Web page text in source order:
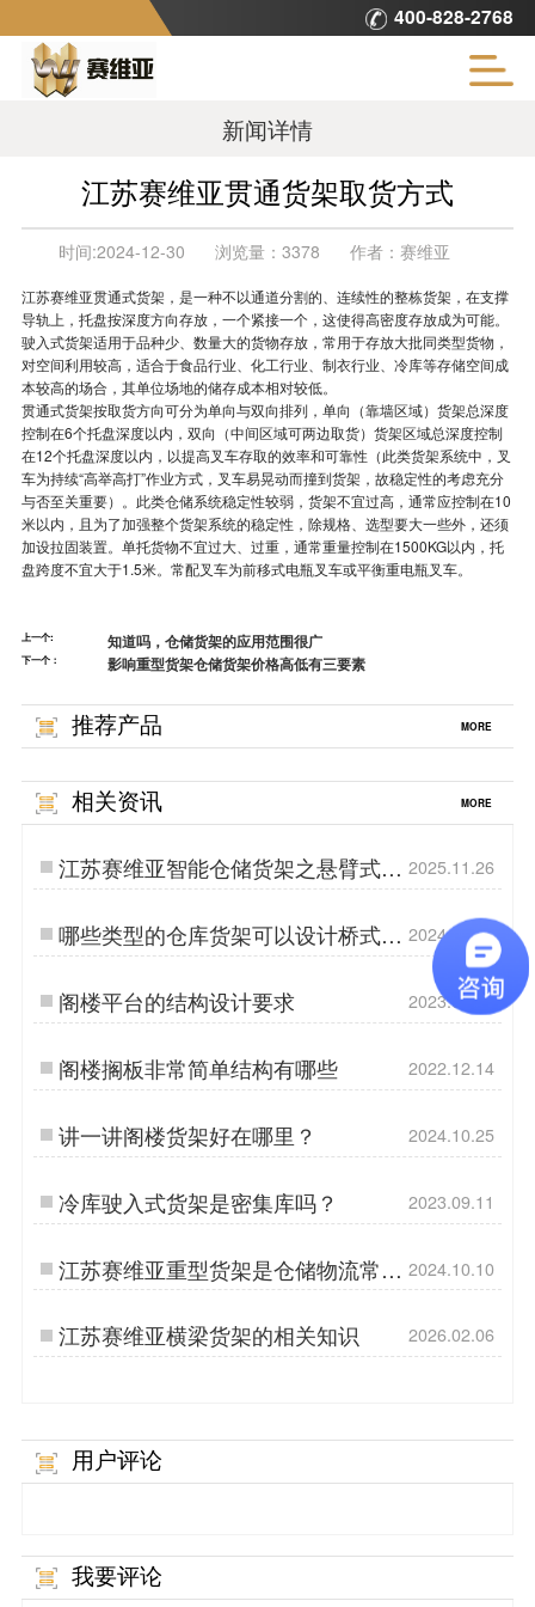
400-828-2768
新闻详情
江苏赛维亚贯通货架取货方式
时间:2024-12-30 浏览量： 3378 作者： 赛维亚
江苏赛维亚贯通式货架，是一种不以通道分割的、连续性的整栋货架，在支撑
导轨上，托盘按深度方向存放，一个紧接一个，这使得高密度存放成为可能。
驶入式货架适用于品种少、数量大的货物存放，常用于存放大批同类型货物，
对空间利用较高，适合于食品行业、化工行业、制衣行业、冷库等存储空间成
本较高的场合，其单位场地的储存成本相对较低。
贯通式货架按取货方向可分为单向与双向排列，单向（靠墙区域）货架总深度
控制在6个托盘深度以内，双向（中间区域可两边取货）货架区域总深度控制
在12个托盘深度以内，以提高叉车存取的效率和可靠性（此类货架系统中，叉
车为持续“高举高打”作业方式，叉车易晃动而撞到货架，故稳定性的考虑充分
与否至关重要）。此类仓储系统稳定性较弱，货架不宜过高，通常应控制在10
米以内，且为了加强整个货架系统的稳定性，除规格、选型要大一些外，还须
加设拉固装置。单托货物不宜过大、过重，通常重量控制在1500KG以内，托
盘跨度不宜大于1.5米。常配叉车为前移式电瓶叉车或平衡重电瓶叉车。
上一个: 知道吗，仓储货架的应用范围很广
下一个： 影响重型货架仓储货架价格高低有三要素
推荐产品 MORE
相关资讯 MORE
江苏赛维亚智能仓储货架之悬臂式货
架
2025.11.26
哪些类型的仓库货架可以设计桥式通
道？
2024.01.11
阁楼平台的结构设计要求 2023.07.01
阁楼搁板非常简单结构有哪些 2022.12.14
讲一讲阁楼货架好在哪里？ 2024.10.25
冷库驶入式货架是密集库吗？ 2023.09.11
江苏赛维亚重型货架是仓储物流常用
的货架
2024.10.10
江苏赛维亚横梁货架的相关知识 2026.02.06
用户评论
我要评论